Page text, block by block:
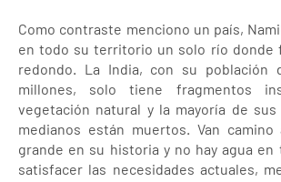
Como contraste menciono un país,
en todo su territorio un solo río donde
redondo. La India, con su población
millones, solo tiene fragmentos
vegetación natural y la mayoría de
medianos están muertos. Van
grande en su historia y no hay agua en
satisfacer las necesidades actuales,